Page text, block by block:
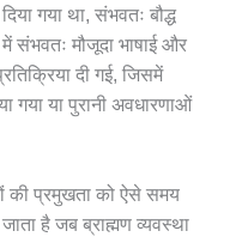
गया था, संभवतः बौद्ध
मौजूदा भाषाई और
दी गई, जिसमें
गया या पुरानी अवधारणाओं
की प्रमुखता को ऐसे समय
है जब ब्राह्मण व्यवस्था